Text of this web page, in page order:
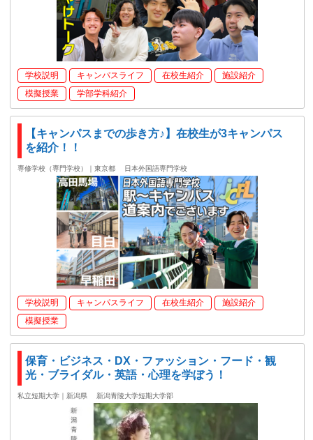
学校説明 キャンパスライフ 在校生紹介
施設紹介
模擬授業
学部学科紹介
【キャンパスまでの歩き方♪】在校生が3キャンパス
を紹介！！
専修学校（専門学校）｜東京都 日本外国語専門学校
学校説明 キャンパスライフ 在校生紹介
施設紹介
模擬授業
保育・ビジネス・DX・ファッション・フード・観
光・ブライダル・英語・心理を学ぼう！
私立短期大学｜新潟県 新潟青陵大学短期大学部